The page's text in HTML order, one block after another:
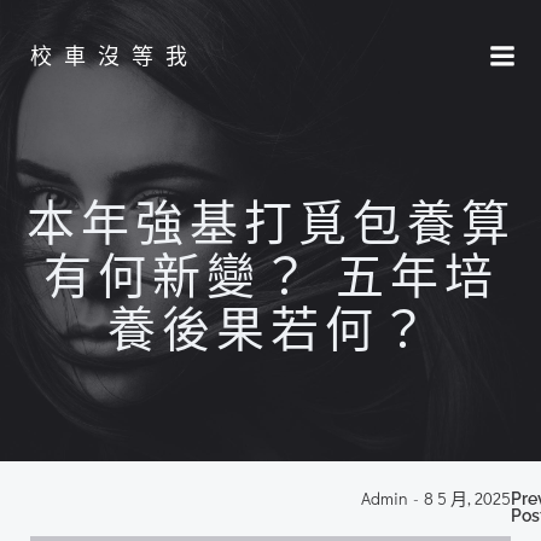
校車沒等我
本年強基打覓包養算
有何新變？ 五年培
養後果若何？
Admin - 8 5 月, 2025